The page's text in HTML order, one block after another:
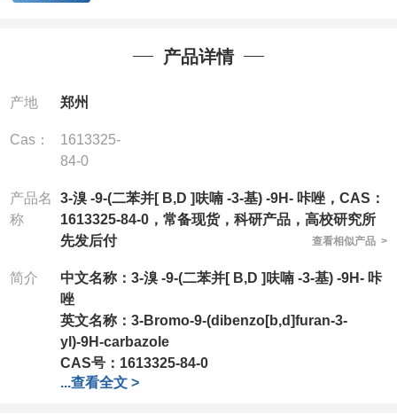
产品详情
产地 郑州
Cas：
1613325-
84-0
产品名
称
3-溴 -9-(二苯并[ B,D ]呋喃 -3-基) -9H- 咔唑，CAS：
1613325-84-0，常备现货，科研产品，高校研究所
先发后付
查看相似产品 >
简介 中文名称： 3-溴 -9-(二苯并[ B,D ]呋喃 -3-基) -9H- 咔
唑
英文名称：3-Bromo-9-(dibenzo[b,d]furan-3-
yl)-9H-carbazole
CAS号：1613325-84-0
分子式：C24
...查看全文 >